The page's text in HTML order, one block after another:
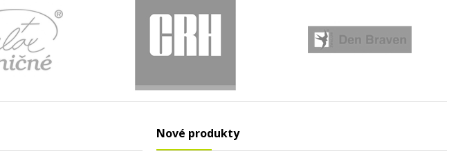
Nové produkty